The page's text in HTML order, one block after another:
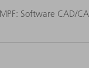
Software CAD/